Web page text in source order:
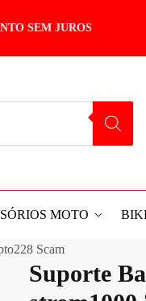
SEM JUROS
MOTO
Scam
Suporte